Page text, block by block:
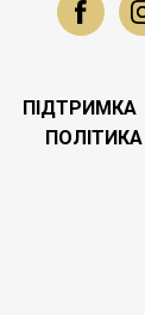
ПІДТРИМКА